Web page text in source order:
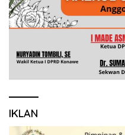
IKLAN